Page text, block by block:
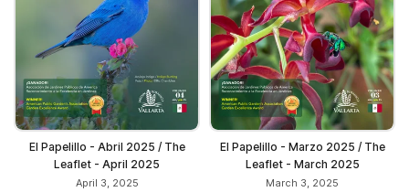
El Papelillo - Abril 2025 / The
Leaflet - April 2025
April 3, 2025
El Papelillo - Marzo 2025 / The
Leaflet - March 2025
March 3, 2025